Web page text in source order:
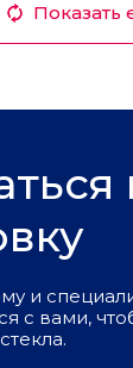
Показать
и
с вами,